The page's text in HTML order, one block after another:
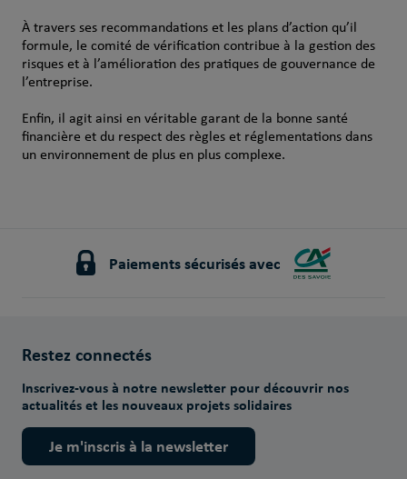
À travers ses recommandations et les plans d’action qu’il
formule, le comité de vérification contribue à la gestion des
risques et à l’amélioration des pratiques de gouvernance de
l’entreprise.
Enfin, il agit ainsi en véritable garant de la bonne santé
financière et du respect des règles et réglementations dans
un environnement de plus en plus complexe.
Paiements sécurisés avec
Restez connectés
Inscrivez-vous à notre newsletter pour découvrir nos
actualités et les nouveaux projets solidaires
Je m'inscris à la newsletter